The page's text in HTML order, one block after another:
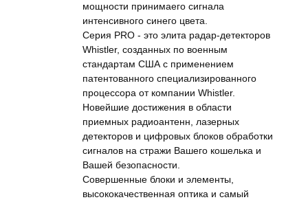
мощности принимаего сигнала
интенсивного синего цвета.
Серия PRO - это элита радар-детекторов
Whistler, созданных по военным
стандартам США с применением
патентованного специализированного
процессора от компании Whistler.
Новейшие достижения в области
приемных радиоантенн, лазерных
детекторов и цифровых блоков обработки
сигналов на стражи Вашего кошелька и
Вашей безопасности.
Совершенные блоки и элементы,
высококачественная оптика и самый